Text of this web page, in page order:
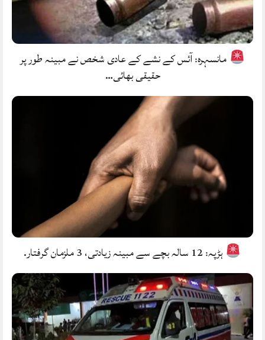
مانسہرہ: آئس کے نشے کے عادی شخص نے مبینہ طور پر
حقیقی بھائی…
ہڑپہ: 12 سالہ بچے سے مبینہ زیادتی، 3 ملزمان گرفتار.